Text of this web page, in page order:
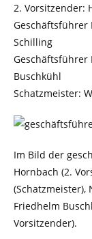
2. Vorsitzender:
Schilling
Geschäftsführer
Buschkühl
Schatzmeister:
Im Bild der
Hornbach (2.
Friedhelm
Vorsitzender).